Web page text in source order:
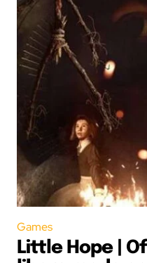
Games
Little Hope |